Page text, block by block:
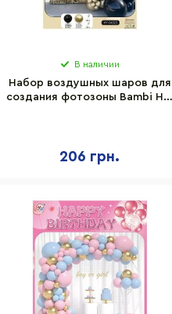
В наличии
Набор воздушных шаров для
создания фотозоны Bambi HY-
206 грн.